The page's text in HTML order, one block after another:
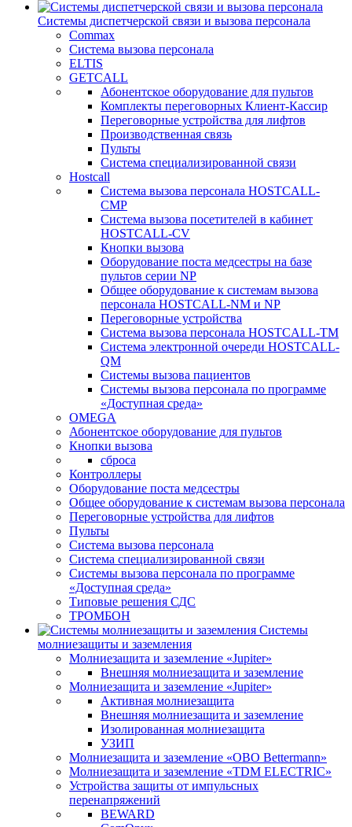
Системы диспетчерской связи и вызова персонала
Commax
Cистема вызова персонала
ELTIS
GETCALL
Абонентское оборудование для пультов
Комплекты переговорных Клиент-Кассир
Переговорные устройства для лифтов
Производственная связь
Пульты
Система специализированной связи
Hostcall
Cистема вызова персонала HOSTCALL-
CMP
Cистема вызова посетителей в кабинет
HOSTCALL-CV
Кнопки вызова
Оборудование поста медсестры на базе
пультов серии NP
Общее оборудование к системам вызова
персонала HOSTCALL-NM и NP
Переговорные устройства
Система вызова персонала HOSTCALL-TM
Система электронной очереди HOSTCALL-
QM
Системы вызова пациентов
Системы вызова персонала по программе
«Доступная среда»
OMEGA
Абонентское оборудование для пультов
Кнопки вызова
сброса
Контроллеры
Оборудование поста медсестры
Общее оборудование к системам вызова персонала
Переговорные устройства для лифтов
Пульты
Система вызова персонала
Система специализированной связи
Системы вызова персонала по программе
«Доступная среда»
Типовые решения СДС
ТРОМБОН
Системы
молниезащиты и заземления
Молниезащита и заземление «Jupiter»
Внешняя молниезащита и заземление
Молниезащита и заземление «Jupiter»
Активная молниезащита
Внешняя молниезащита и заземление
Изолированная молниезащита
УЗИП
Молниезащита и заземление «OBO Bettermann»
Молниезащита и заземление «TDM ЕLECTRIC»
Устройства защиты от импульсных
перенапряжений
BEWARD